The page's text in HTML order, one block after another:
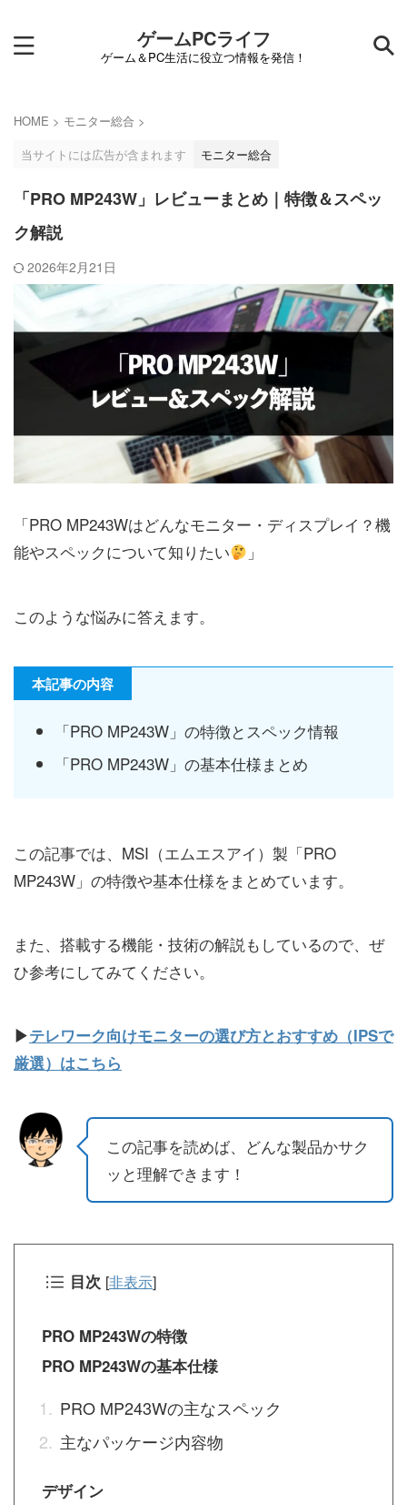
ゲームPCライフ
ゲーム＆PC生活に役立つ情報を発信！
HOME > モニター総合 >
当サイトには広告が含まれます
モニター総合
「PRO MP243W」レビューまとめ｜特徴＆スペッ
ク解説
2026年2月21日
「PRO MP243Wはどんなモニター・ディスプレイ？機
能やスペックについて知りたい
」
このような悩みに答えます。
本記事の内容
「PRO MP243W」の特徴とスペック情報
「PRO MP243W」の基本仕様まとめ
この記事では、MSI（エムエスアイ）製「PRO
MP243W」の特徴や基本仕様をまとめています。
また、搭載する機能・技術の解説もしているので、ぜ
ひ参考にしてみてください。
▶テレワーク向けモニターの選び方とおすすめ（IPSで
厳選）はこちら
この記事を読めば、どんな製品かサク
ッと理解できます！
目次 [非表示]
PRO MP243Wの特徴
PRO MP243Wの基本仕様
PRO MP243Wの主なスペック
主なパッケージ内容物
デザイン